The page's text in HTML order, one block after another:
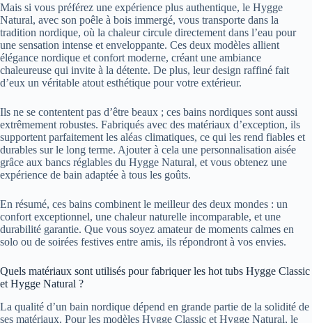
Mais si vous préférez une expérience plus authentique, le Hygge
Natural, avec son poêle à bois immergé, vous transporte dans la
tradition nordique, où la chaleur circule directement dans l’eau pour
une sensation intense et enveloppante. Ces deux modèles allient
élégance nordique et confort moderne, créant une ambiance
chaleureuse qui invite à la détente. De plus, leur design raffiné fait
d’eux un véritable atout esthétique pour votre extérieur.
Ils ne se contentent pas d’être beaux ; ces bains nordiques sont aussi
extrêmement robustes. Fabriqués avec des matériaux d’exception, ils
supportent parfaitement les aléas climatiques, ce qui les rend fiables et
durables sur le long terme. Ajouter à cela une personnalisation aisée
grâce aux bancs réglables du Hygge Natural, et vous obtenez une
expérience de bain adaptée à tous les goûts.
En résumé, ces bains combinent le meilleur des deux mondes : un
confort exceptionnel, une chaleur naturelle incomparable, et une
durabilité garantie. Que vous soyez amateur de moments calmes en
solo ou de soirées festives entre amis, ils répondront à vos envies.
Quels matériaux sont utilisés pour fabriquer les hot tubs Hygge Classic
et Hygge Natural ?
La qualité d’un bain nordique dépend en grande partie de la solidité de
ses matériaux. Pour les modèles Hygge Classic et Hygge Natural, le